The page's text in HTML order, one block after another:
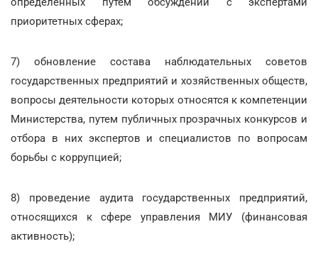
приоритетных сферах;
7) обновление состава наблюдательных советов
государственных предприятий и хозяйственных обществ,
вопросы деятельности которых относятся к компетенции
Министерства, путем публичных прозрачных конкурсов и
отбора в них экспертов и специалистов по вопросам
борьбы с коррупцией;
8) проведение аудита государственных предприятий,
относящихся к сфере управления МИУ (финансовая
активность);